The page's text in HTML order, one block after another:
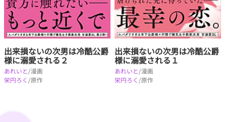
出来損ないの次男は冷酷公爵
様に溺愛される２
あれいと/漫画
栄円ろく /原作
出来損ないの次男は冷酷公爵
様に溺愛される１
あれいと/漫画
栄円ろく /原作